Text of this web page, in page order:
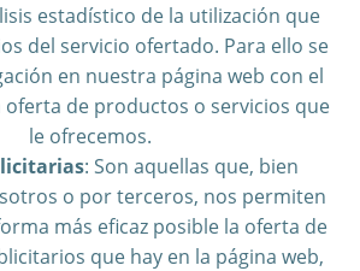
estadístico de la utilización que
del servicio ofertado. Para ello se
en nuestra página web con el
de productos o servicios que
le ofrecemos.
: Son aquellas que, bien
o por terceros, nos permiten
más eficaz posible la oferta de
que hay en la página web,